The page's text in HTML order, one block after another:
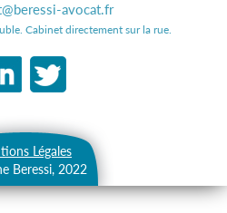
avocat.fr
Cabinet directement sur la rue.
Légales
Beressi, 2022